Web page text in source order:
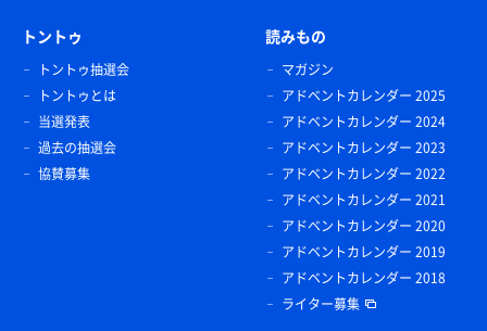
トントゥ
トントゥ抽選会
トントゥとは
当選発表
過去の抽選会
協賛募集
読みもの
マガジン
アドベントカレンダー 2025
アドベントカレンダー 2024
アドベントカレンダー 2023
アドベントカレンダー 2022
アドベントカレンダー 2021
アドベントカレンダー 2020
アドベントカレンダー 2019
アドベントカレンダー 2018
ライター募集